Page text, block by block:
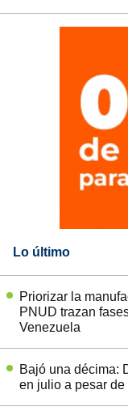
Lo último
Priorizar la
PNUD trazan
Venezuela
Bajó una décima:
en julio a pesar